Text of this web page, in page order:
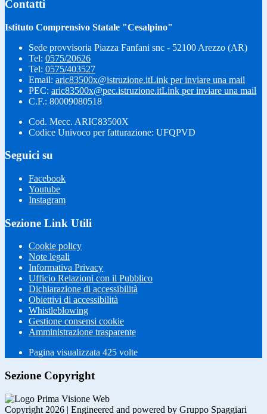
Contatti
Istituto Comprensivo Statale "Cesalpino"
Sede provvisoria Piazza Fanfani snc - 52100 Arezzo (AR)
Tel: 0575/20626
Tel: 0575/403527
Email: aric83500x@istruzione.itLink per inviare una mail
PEC: aric83500x@pec.istruzione.itLink per inviare una mail
C.F.: 80009080518
Cod. Mecc. ARIC83500X
Codice Univoco per fatturazione: UFQPVD
Seguici su
Facebook
Youtube
Instagram
Sezione Link Utili
Cookie policy
Note legali
Informativa Privacy
Ufficio Relazioni con il Pubblico
Dichiarazione di accessibilità
Obiettivi di accessibilità
Whistleblowing
Gestione consensi cookie
Amministrazione trasparente
Pagina visualizzata 425 volte
Sezione Copyright
Copyright 2026 | Engineered and powered by Gruppo Spaggiari